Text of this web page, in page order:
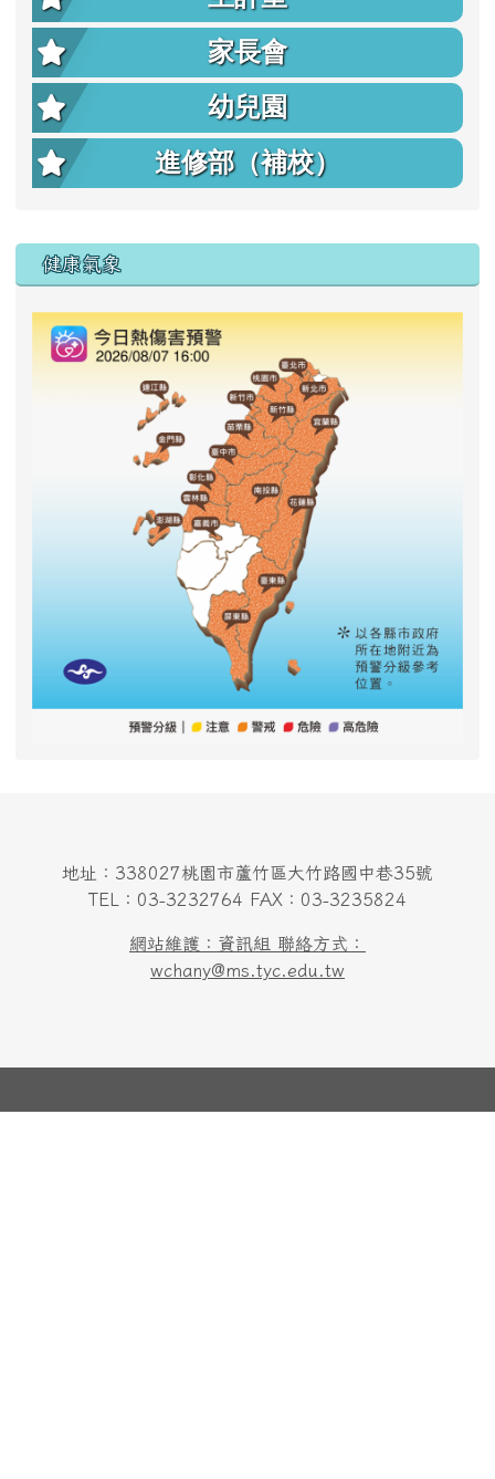
家長會
幼兒園
進修部（補校）
右邊區域內容
健康氣象
地址：338027桃園市蘆竹區大竹路國中巷35號
TEL：03-3232764 FAX：03-3235824
網站維護：資訊組 聯絡方式：
wchany@ms.tyc.edu.tw